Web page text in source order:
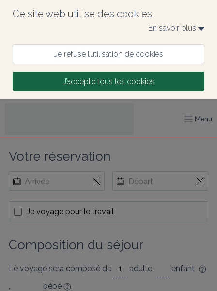
Ce site web utilise des cookies
En savoir plus
Je refuse l’utilisation de cookies
J’accepte tous les cookies
Menu
Votre réservation
Je voyage pour le travail
Composition du séjour
Le voyage sera composé de adulte,
enfant
,
bébé
.